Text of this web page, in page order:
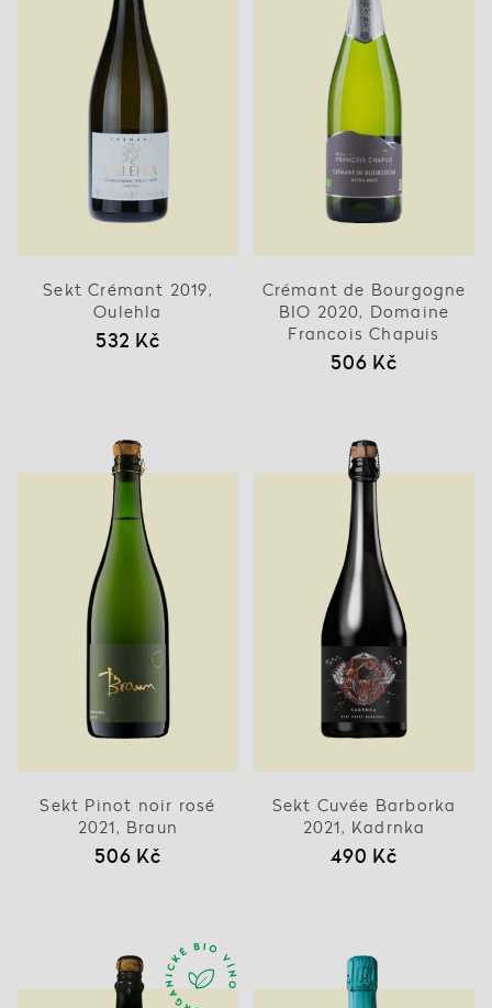
Sekt Crémant 2019,
Oulehla
532 Kč
Crémant de Bourgogne
BIO 2020, Domaine
Francois Chapuis
506 Kč
Sekt Pinot noir rosé
2021, Braun
506 Kč
Sekt Cuvée Barborka
2021, Kadrnka
490 Kč